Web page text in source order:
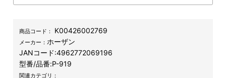
商品コード： K00426002769
メーカー：ホーザン
JANコード:4962772069196
型番/品番:P-919
関連カテゴリ：